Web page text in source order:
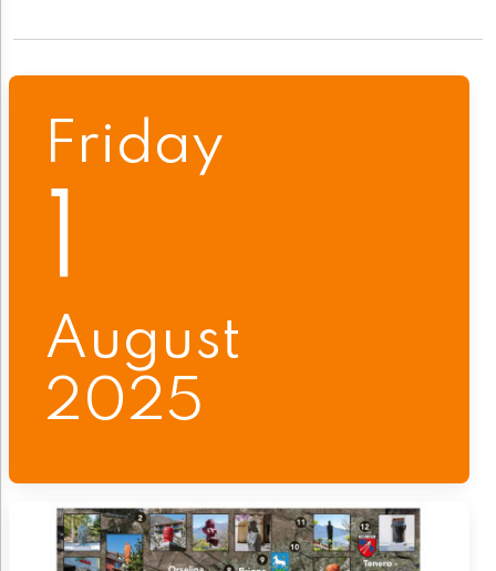
Friday
1
August
2025